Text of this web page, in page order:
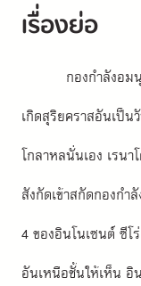
เรื่องย่อ
กองกำลังอ
เกิดสุริยคราสอันเป็
โกลาหลนั่นเอง เรน
สังกัดเข้าสกัดกองกำ
4 ของอินโนเซนต์ ซีโ
อันเหนือชั้นให้เห็น อิ